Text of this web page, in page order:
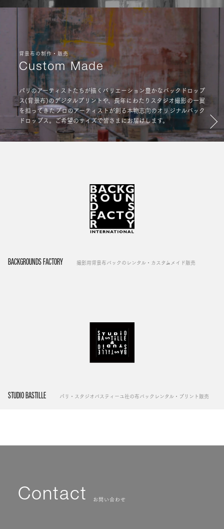
背景布の制作・販売
Custom Made
パリのアーティストたちが描くバリエーション豊かなバックドロップ
ス(背景布)のデジタルプリントや、長年にわたりスタジオ撮影の一翼
を担ってきたプロのアーティストが創る本物志向のオリジナルバック
ドロップス。ご希望のサイズで皆さまにお届けします。
BACKGROUNDS FACTORY 撮影用背景布バックのレンタル・カスタムメイド販売
STUDIO BASTILLE パリ・スタジオバスティーユ社の布バックレンタル・プリント販売
Contact お問い合わせ